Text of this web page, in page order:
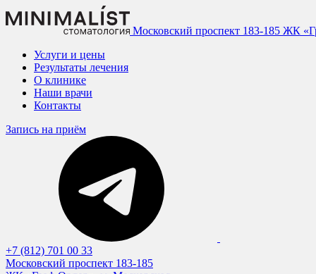
Московский проспект 183-185 ЖК
Услуги и цены
Результаты лечения
О клинике
Наши врачи
Контакты
Запись на приём
+7 (812) 701 00 33
Московский проспект 183-185